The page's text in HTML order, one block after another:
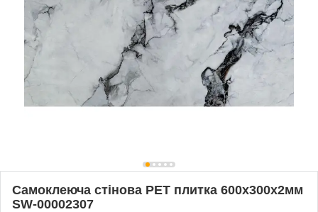
Самоклеюча стінова PET плитка 600х300х2мм
SW-00002307